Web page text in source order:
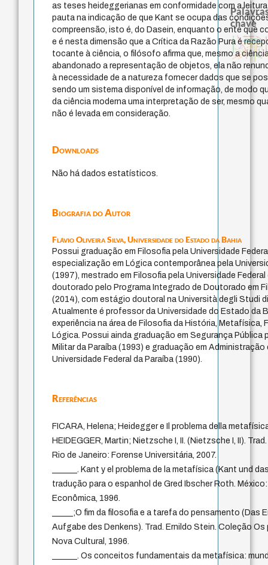
as teses heideggerianas em conformidade com a
pauta na indicação de que Kant se ocupa das
compreensão, isto é, do Dasein, enquanto o ente que
e é nesta dimensão que a Crítica da Razão Pura é
tocante à ciência, o filósofo afirma que, mesmo a
abandonado a representação de objetos, ela não
à necessidade de a natureza fornecer dados que se
sendo um sistema disponível de informação, de modo
da ciência moderna uma interpretação de ser, mesmo
não é levada em consideração.
Downloads
Não há dados estatísticos.
Biografia do Autor
Flávio Oliveira Silva,Universidade do Estado da Bahia
Possui graduação em Filosofia pela Universidade
especialização em Lógica contemporânea pela
(1997), mestrado em Filosofia pela Universidade Federal
doutorado pelo Programa Integrado de Doutorado em
(2014), com estágio doutoral na Università degli Studi
Atualmente é professor da Universidade do Estado da
experiência na área de Filosofia da História, Metafísica,
Lógica. Possui ainda graduação em Segurança Pública
Militar da Paraíba (1993) e graduação em Administração
Universidade Federal da Paraíba (1990).
Referências
FICARA, Helena; Heidegger e Il problema della
HEIDEGGER, Martin; Nietzsche I, II. (Nietzsche I, II).
Rio de Janeiro: Forense Universitária, 2007.
______. Kant y el problema de la metafísica (Kant und
tradução para o espanhol de Gred Ibscher Roth.
Econômica, 1996.
_____;O fim da filosofia e a tarefa do pensamento (Das
Aufgabe des Denkens). Trad. Ernildo Stein. Coleção
Nova Cultural, 1996.
______. Os conceitos fundamentais da metafísica:
chave
fundamentalismo jacobi
protágoras
experiência temporal
género
idade
intolerância
identidade nacional
filosofias indígenas
j.c.m. neto
palavra
literatura (poética)
perdón
leyes
violencia
guayaquil
logos
pedagogia
lei
acquaintance arquivos mentais
desejo
bataille
mind therapy
animais
viktor frankl